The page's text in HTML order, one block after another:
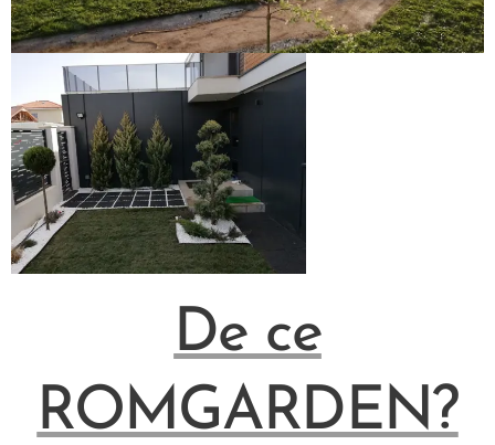
De ce
ROMGARDEN?